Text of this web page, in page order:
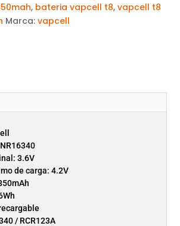
, bateria vapcell t8,vapcell t8
Marca:vapcell
3.6V
de carga: 4.2V
/ RCR123A